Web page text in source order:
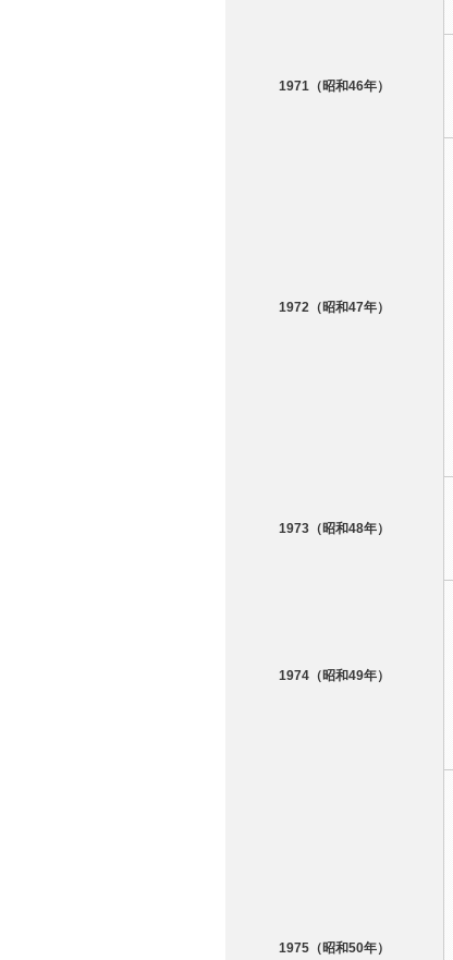
1971（昭和46年）
1972（昭和47年）
1973（昭和48年）
1974（昭和49年）
1975（昭和50年）